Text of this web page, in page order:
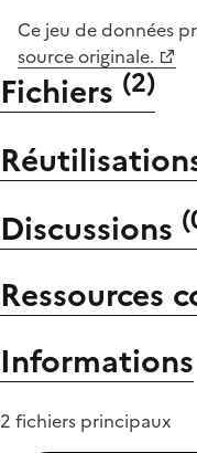
Ce jeu de données
source originale.
Fichiers (2)
Discussions (
Ressources
Informations
2 fichiers principaux